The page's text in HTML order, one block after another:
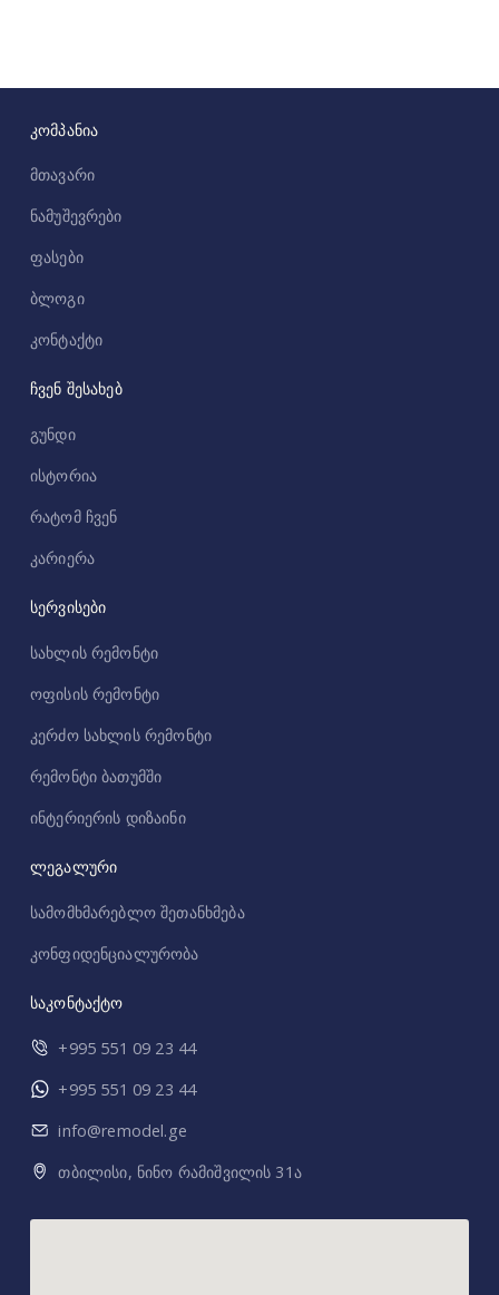
კომპანია
მთავარი
ნამუშევრები
ფასები
ბლოგი
კონტაქტი
ჩვენ შესახებ
გუნდი
ისტორია
რატომ ჩვენ
კარიერა
სერვისები
სახლის რემონტი
ოფისის რემონტი
კერძო სახლის რემონტი
რემონტი ბათუმში
ინტერიერის დიზაინი
ლეგალური
სამომხმარებლო შეთანხმება
კონფიდენციალურობა
საკონტაქტო
+995 551 09 23 44
+995 551 09 23 44
info@remodel.ge
თბილისი, ნინო რამიშვილის 31ა